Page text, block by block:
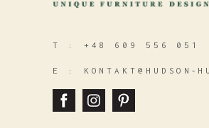
T : +48 609 556 051
E :